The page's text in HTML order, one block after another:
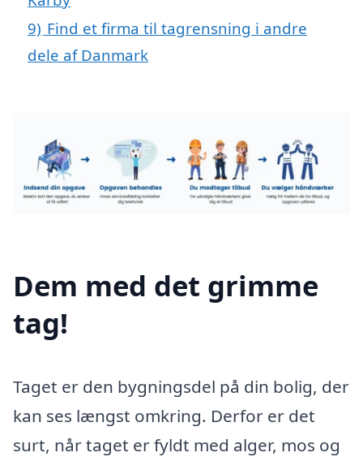
9) Find et firma til tagrensning i andre
dele af Danmark
Dem med det grimme
tag!
Taget er den bygningsdel på din bolig, der
kan ses længst omkring. Derfor er det
surt, når taget er fyldt med alger, mos og